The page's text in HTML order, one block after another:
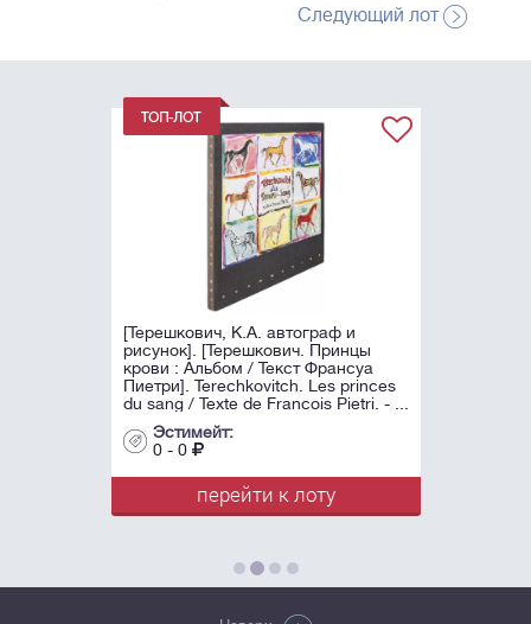
Следующий лот
[Терешкович, К.А. автограф и
рисунок]. [Терешкович. Принцы
крови : Альбом / Текст Франсуа
Пиетри]. Terechkovitch. Les princes
du sang / Texte de Francois Pietri. - ...
Эстимейт:
0 - 0
перейти к лоту